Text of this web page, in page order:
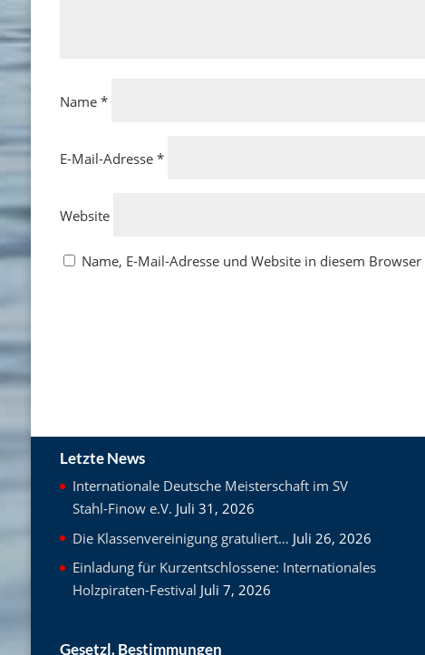
Name *
E-Mail-Adresse *
Website
Name, E-Mail-Adresse und Website in diesem
Letzte News
Internationale Deutsche Meisterschaft im SV
Stahl-Finow e.V. Juli 31, 2026
Die Klassenvereinigung gratuliert… Juli 26, 2026
Einladung für Kurzentschlossene: Internationales
Holzpiraten-Festival Juli 7, 2026
Gesetzl. Bestimmungen